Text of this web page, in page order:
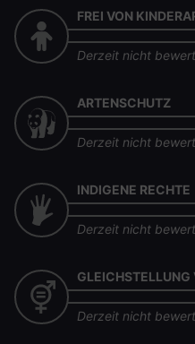
FREI VON
Derzeit nicht
ARTENSCHUTZ
Derzeit nicht
INDIGENE RECHTE
Derzeit nicht
GLEICHSTELLUNG
Derzeit nicht